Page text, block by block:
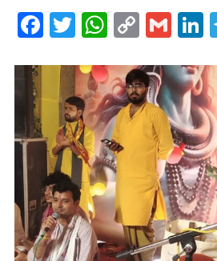
Facebook
TwitterCopy